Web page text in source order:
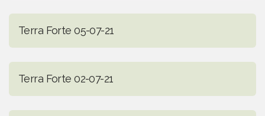
Terra Forte 05-07-21
Terra Forte 02-07-21